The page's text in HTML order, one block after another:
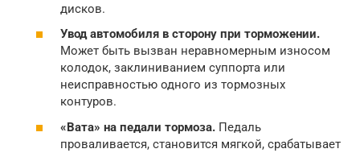
дисков.
Увод автомобиля в сторону при торможении.
Может быть вызван неравномерным износом
колодок, заклиниванием суппорта или
неисправностью одного из тормозных
контуров.
«Вата» на педали тормоза. Педаль
проваливается, становится мягкой, срабатывает